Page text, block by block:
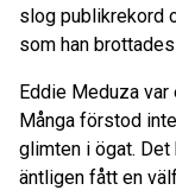
slog publikrekord
som han
Eddie Meduza
Många förstod
glimten i ögat. Det
äntligen fått en